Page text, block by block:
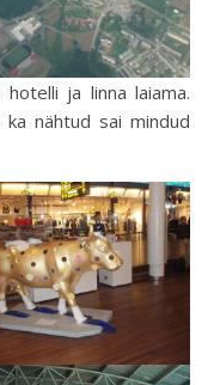
ja linna laiama.
nähtud sai mindud